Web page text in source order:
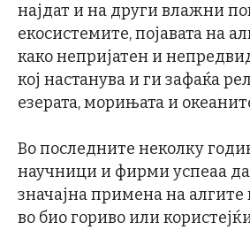
најдат и на други влажни
екосистемите, појавата на
како непријатен и
кој настанува и ги зафаќа
езерата, морињата и
Во последните неколку
научници и фирми успеаа да
значајна примена на алгите
во био гориво или